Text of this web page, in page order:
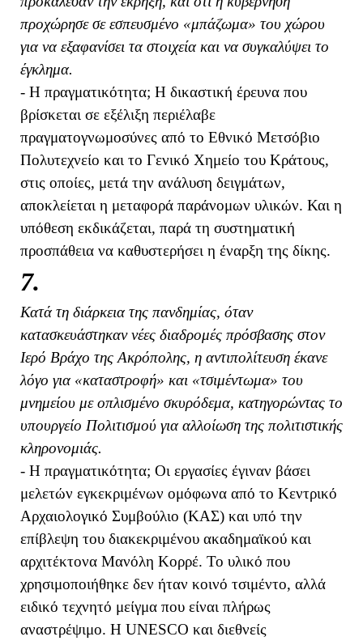
προχώρησε σε εσπευσμένο «μπάζωμα» του χώρου
για να εξαφανίσει τα στοιχεία και να συγκαλύψει το
έγκλημα.
- Η πραγματικότητα; Η δικαστική έρευνα που
βρίσκεται σε εξέλιξη περιέλαβε
πραγματογνωμοσύνες από το Εθνικό Μετσόβιο
Πολυτεχνείο και το Γενικό Χημείο του Κράτους,
στις οποίες, μετά την ανάλυση δειγμάτων,
αποκλείεται η μεταφορά παράνομων υλικών. Και η
υπόθεση εκδικάζεται, παρά τη συστηματική
προσπάθεια να καθυστερήσει η έναρξη της δίκης.
7.
Κατά τη διάρκεια της πανδημίας, όταν
κατασκευάστηκαν νέες διαδρομές πρόσβασης στον
Ιερό Βράχο της Ακρόπολης, η αντιπολίτευση έκανε
λόγο για «καταστροφή» και «τσιμέντωμα» του
μνημείου με οπλισμένο σκυρόδεμα, κατηγορώντας το
υπουργείο Πολιτισμού για αλλοίωση της πολιτιστικής
κληρονομιάς.
- Η πραγματικότητα; Οι εργασίες έγιναν βάσει
μελετών εγκεκριμένων ομόφωνα από το Κεντρικό
Αρχαιολογικό Συμβούλιο (ΚΑΣ) και υπό την
επίβλεψη του διακεκριμένου ακαδημαϊκού και
αρχιτέκτονα Μανόλη Κορρέ. Το υλικό που
χρησιμοποιήθηκε δεν ήταν κοινό τσιμέντο, αλλά
ειδικό τεχνητό μείγμα που είναι πλήρως
αναστρέψιμο. Η UNESCO και διεθνείς